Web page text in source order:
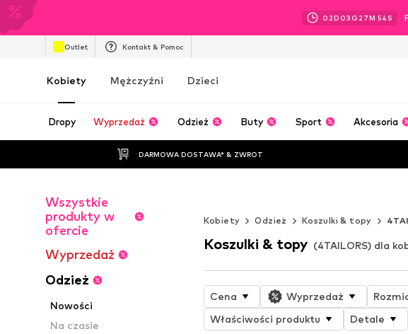
02D 03 G 27M 52 S
Outlet Kontakt & Pomoc
Kobiety Mężczyźni Dzieci
Dropy Wyprzedaż Odzież Buty Sport Akcesoria
DARMOWA DOSTAWA* & ZWROT
Wszystkie
produkty w
ofercie
Wyprzedaż
Odzież
Nowości
Na czasie
Kobiety
Odzież Koszulki & topy
Koszulki & topy (4TAILORS) dla
Cena Wyprzedaż
Właściwości produktu
Detale